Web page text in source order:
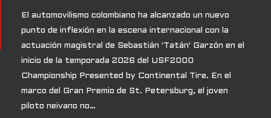
El automovilismo colombiano ha alcanzado un nuevo
punto de inflexión en la escena internacional con la
actuación magistral de Sebastián 'Tatán' Garzón en el
inicio de la temporada 2026 del USF2000
Championship Presented by Continental Tire. En el
marco del Gran Premio de St. Petersburg, el joven
piloto neivano no…